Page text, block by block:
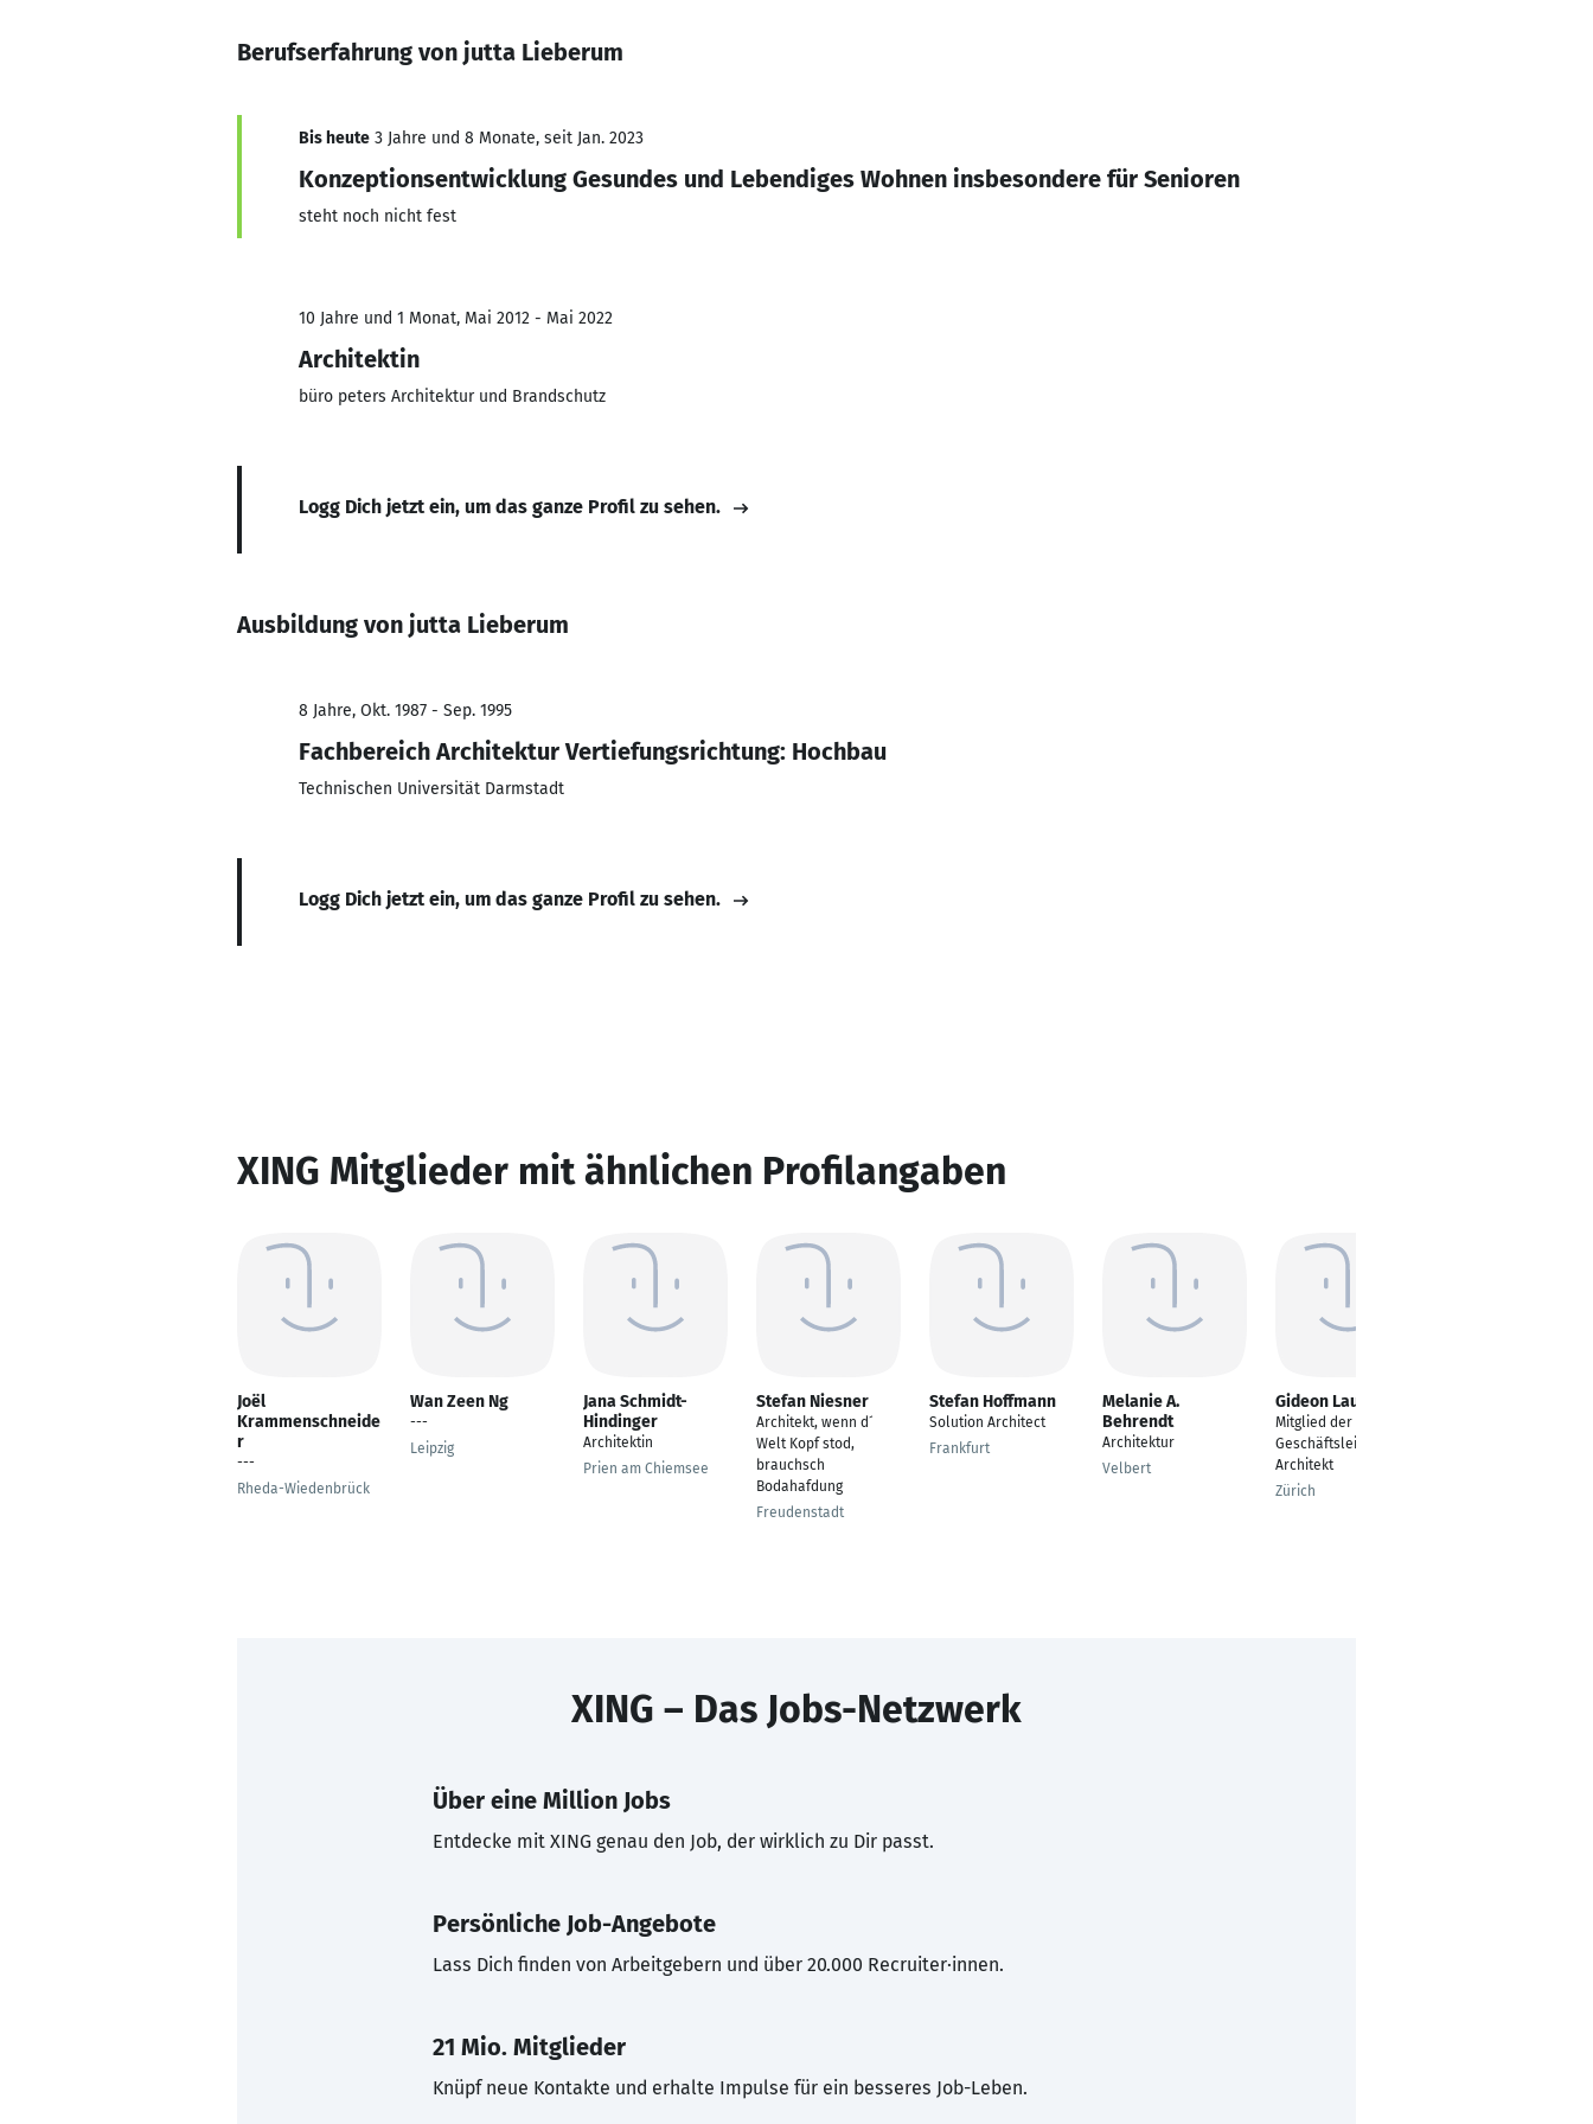
Berufserfahrung von jutta Lieberum
Bis heute 3 Jahre und 8 Monate, seit Jan. 2023
Konzeptionsentwicklung Gesundes und Lebendiges Wohnen insbesondere für Senioren
steht noch nicht fest
10 Jahre und 1 Monat, Mai 2012 - Mai 2022
Architektin
büro peters Architektur und Brandschutz
Logg Dich jetzt ein, um das ganze Profil zu sehen.
Ausbildung von jutta Lieberum
8 Jahre, Okt. 1987 - Sep. 1995
Fachbereich Architektur Vertiefungsrichtung: Hochbau
Technischen Universität Darmstadt
Logg Dich jetzt ein, um das ganze Profil zu sehen.
XING Mitglieder mit ähnlichen Profilangaben
Joël
Krammenschneide
r
---
Rheda-Wiedenbrück
Wan Zeen Ng
---
Leipzig
Jana Schmidt-
Hindinger
Architektin
Prien am Chiemsee
Stefan Niesner
Architekt, wenn d´
Welt Kopf stod,
brauchsch
Bodahafdung
Freudenstadt
Stefan Hoffmann
Solution Architect
Frankfurt
Melanie A.
Behrendt
Architektur
Velbert
Gideon Laukhuf
Mitglied der
Geschäftsleitung;
Architekt
Zürich
XING – Das Jobs-Netzwerk
Über eine Million Jobs
Entdecke mit XING genau den Job, der wirklich zu Dir passt.
Persönliche Job-Angebote
Lass Dich finden von Arbeitgebern und über 20.000 Recruiter·innen.
21 Mio. Mitglieder
Knüpf neue Kontakte und erhalte Impulse für ein besseres Job-Leben.